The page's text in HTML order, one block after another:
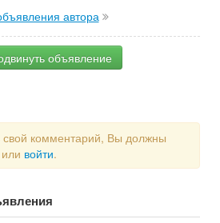
автора
объявление
свой комментарий, Вы должны
или войти.